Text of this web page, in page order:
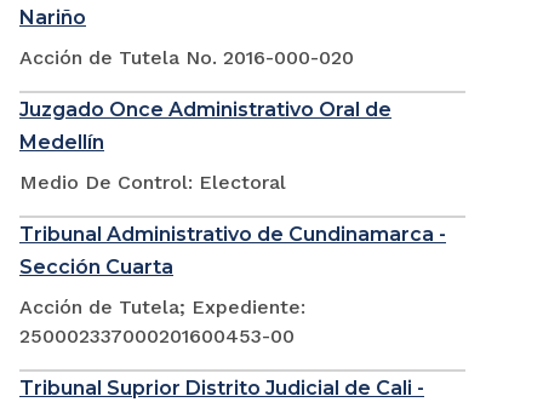
Nariño
Acción de Tutela No. 2016-000-020
Juzgado Once Administrativo Oral de
Medellín
Medio De Control: Electoral
Tribunal Administrativo de Cundinamarca -
Sección Cuarta
Acción de Tutela; Expediente:
250002337000201600453-00
Tribunal Suprior Distrito Judicial de Cali -